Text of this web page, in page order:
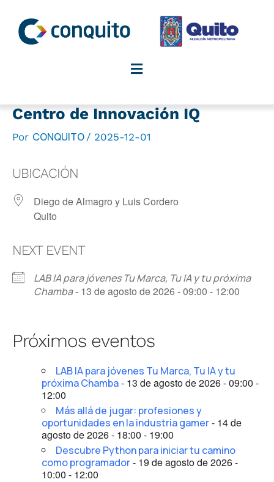
contenido
Centro de Innovación IQ
Por CONQUITO / 2025-12-01
UBICACIÓN
Diego de Almagro y Luis Cordero
Quito
NEXT EVENT
LAB IA para jóvenes Tu Marca, Tu IA y tu próxima
Chamba- 13 de agosto de 2026 - 09:00 - 12:00
Próximos eventos
LAB IA para jóvenes Tu Marca, Tu IA y tu
próxima Chamba- 13 de agosto de 2026 - 09:00 -
12:00
Más allá de jugar: profesiones y
oportunidades en la industria gamer- 14 de
agosto de 2026 - 18:00 - 19:00
Descubre Python para iniciar tu camino
como programador- 19 de agosto de 2026 -
10:00 - 12:00